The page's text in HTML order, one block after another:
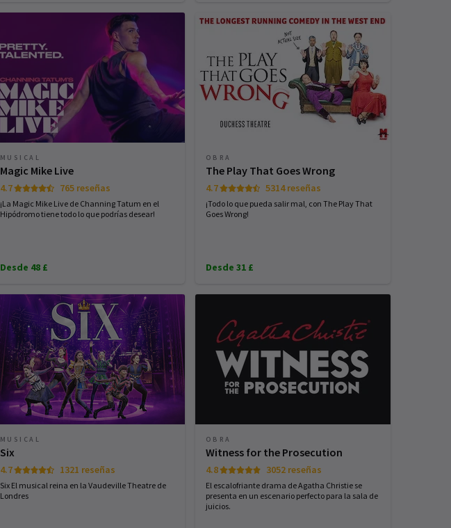
MUSICAL
Magic Mike Live
4.7 765 reseñas
¡La Magic Mike Live de Channing Tatum en el
Hipódromo tiene todo lo que podrías desear!
Desde 48 £
OBRA
The Play That Goes Wrong
4.7 5314 reseñas
¡Todo lo que pueda salir mal, con The Play That
Goes Wrong!
Desde 31 £
MUSICAL
Six
4.7 1321 reseñas
Six El musical reina en la Vaudeville Theatre de
Londres
OBRA
Witness for the Prosecution
4.8 3052 reseñas
El escalofriante drama de Agatha Christie se
presenta en un escenario perfecto para la sala de
juicios.